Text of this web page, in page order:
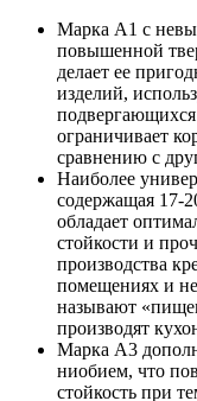
Марка A1 с
повышенной
делает ее
изделий,
ограничивает
сравнению с
Наиболее
содержащая 17-
обладает
стойкости и
производства
помещениях и
называют
производят
Марка А3
ниобием, что
стойкость при